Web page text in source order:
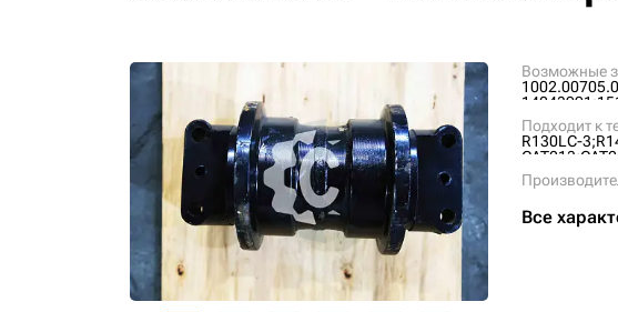
Возможные
14043991;
2101081;
2270-9403;
3380337H91;
484310411;
515387;
Подходит к
R130LC-3;
CAT213;
EC200;
Все